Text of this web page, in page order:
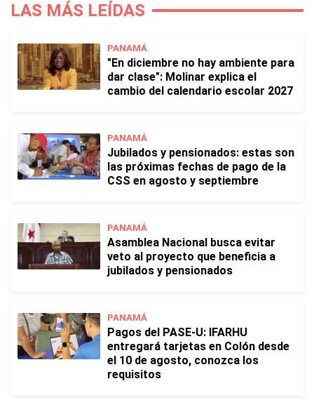
LAS MÁS LEÍDAS
PANAMÁ
"En diciembre no hay ambiente para
dar clase": Molinar explica el
cambio del calendario escolar 2027
PANAMÁ
Jubilados y pensionados: estas son
las próximas fechas de pago de la
CSS en agosto y septiembre
PANAMÁ
Asamblea Nacional busca evitar
veto al proyecto que beneficia a
jubilados y pensionados
PANAMÁ
Pagos del PASE-U: IFARHU
entregará tarjetas en Colón desde
el 10 de agosto, conozca los
requisitos